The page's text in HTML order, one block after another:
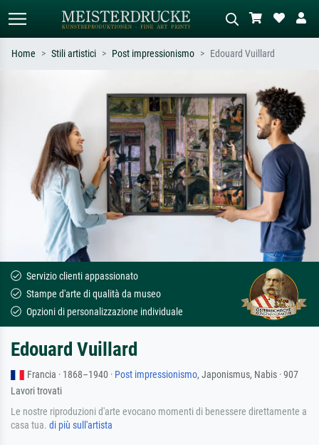
Cerca per artista, titolo o stile – es.
Monet, Notte stellata,
Impressionismo, onda di Hokusai,
nudo.
Descrivi la scena – es. prato verde,
astratto con molto rosso, dipinto a
olio scuro, nudo in piedi vicino a un
albero.
Home Stili artistici Post impressionismo Edouard Vuillard
Servizio clienti appassionato
Stampe d'arte di qualità da museo
Opzioni di personalizzazione individuale
Edouard Vuillard
Francia · 1868–1940 · Post impressionismo, Japonismus, Nabis · 907
Lavori trovati
Le nostre riproduzioni d'arte evocano momenti di benessere direttamente a
casa tua. di più sull'artista